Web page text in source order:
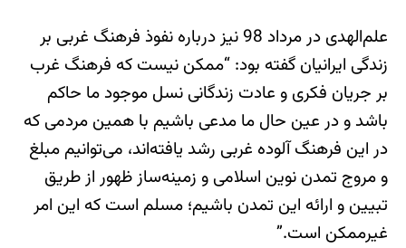
علم‌الهدی در مرداد 98 نیز درباره نفوذ فرهنگ غربی بر
زندگی ایرانیان گفته بود: “ممکن نیست که فرهنگ غرب
بر جریان فکری و عادت زندگانی نسل موجود ما حاکم
باشد و در عین حال ما مدعی باشیم با همین مردمی که
در این فرهنگ آلوده غربی رشد یافته‌اند، می‌توانیم مبلغ
و مروج تمدن نوین اسلامی و زمینه‌ساز ظهور از طریق
تبیین و ارائه این تمدن باشیم؛ مسلم است که این امر
غیرممکن است.”